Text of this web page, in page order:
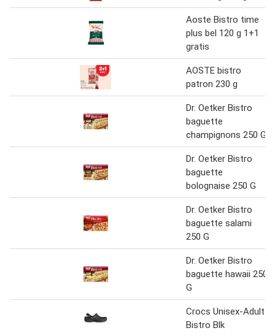
Aoste Bistro time
plus bel 120 g 1+1
gratis
AOSTE bistro
patron 230 g
Dr. Oetker Bistro
baguette
champignons 250 G
Dr. Oetker Bistro
baguette
bolognaise 250 G
Dr. Oetker Bistro
baguette salami
250 G
Dr. Oetker Bistro
baguette hawaii 250
G
Crocs Unisex-Adult
Bistro Blk